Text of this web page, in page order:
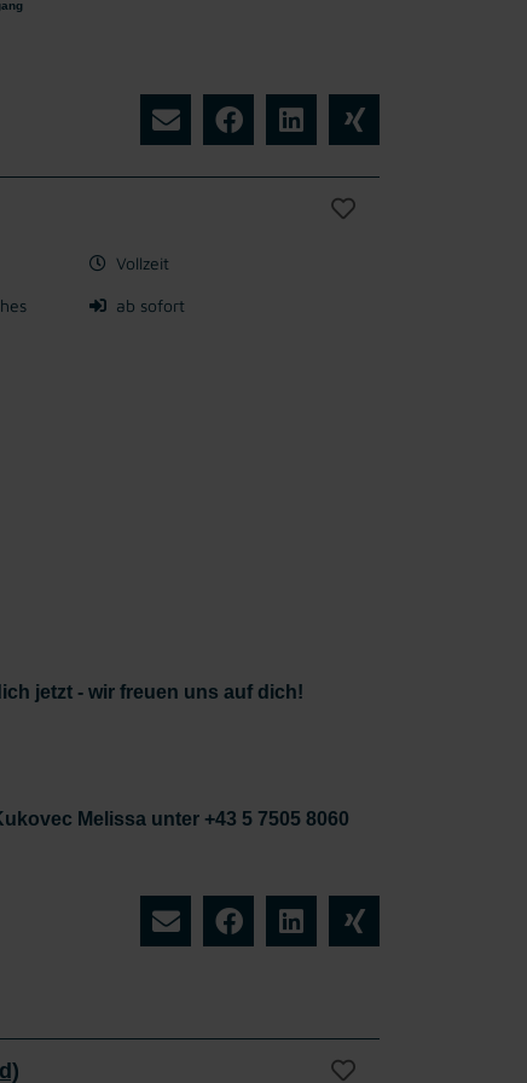
Vollzeit
ab sofort
jetzt - wir freuen uns auf dich!
Melissa unter +43 5 7505 8060